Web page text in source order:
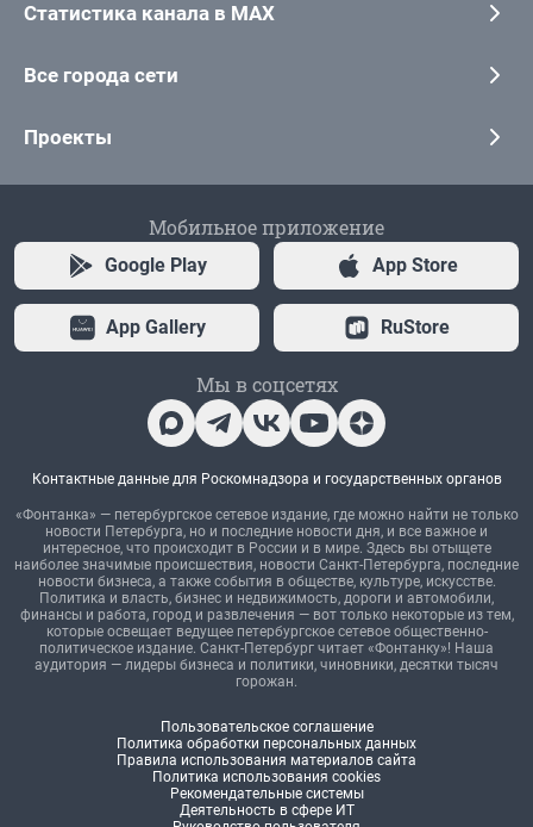
Статистика канала в MAX
Все города сети
Проекты
Мобильное приложение
Google Play App Store
App Gallery RuStore
Мы в соцсетях
Контактные данные для Роскомнадзора и государственных органов
«Фонтанка» — петербургское сетевое издание, где можно найти не только
новости Петербурга, но и последние новости дня, и все важное и
интересное, что происходит в России и в мире. Здесь вы отыщете
наиболее значимые происшествия, новости Санкт-Петербурга, последние
новости бизнеса, а также события в обществе, культуре, искусстве.
Политика и власть, бизнес и недвижимость, дороги и автомобили,
финансы и работа, город и развлечения — вот только некоторые из тем,
которые освещает ведущее петербургское сетевое общественно-
политическое издание. Санкт-Петербург читает «Фонтанку»! Наша
аудитория — лидеры бизнеса и политики, чиновники, десятки тысяч
горожан.
Пользовательское соглашение
Политика обработки персональных данных
Правила использования материалов сайта
Политика использования cookies
Рекомендательные системы
Деятельность в сфере ИТ